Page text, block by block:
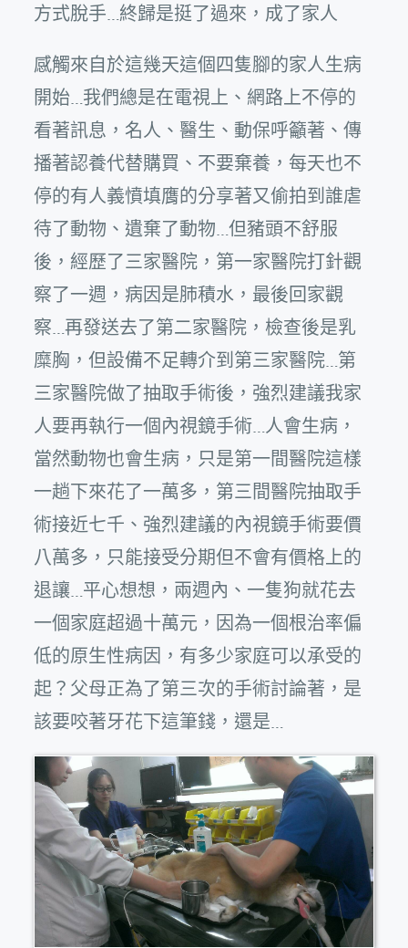
方式脫手…終歸是挺了過來，成了家人
感觸來自於這幾天這個四隻腳的家人生病
開始…我們總是在電視上、網路上不停的
看著訊息，名人、醫生、動保呼籲著、傳
播著認養代替購買、不要棄養，每天也不
停的有人義憤填膺的分享著又偷拍到誰虐
待了動物、遺棄了動物…但豬頭不舒服
後，經歷了三家醫院，第一家醫院打針觀
察了一週，病因是肺積水，最後回家觀
察…再發送去了第二家醫院，檢查後是乳
糜胸，但設備不足轉介到第三家醫院…第
三家醫院做了抽取手術後，強烈建議我家
人要再執行一個內視鏡手術…人會生病，
當然動物也會生病，只是第一間醫院這樣
一趟下來花了一萬多，第三間醫院抽取手
術接近七千、強烈建議的內視鏡手術要價
八萬多，只能接受分期但不會有價格上的
退讓…平心想想，兩週內、一隻狗就花去
一個家庭超過十萬元，因為一個根治率偏
低的原生性病因，有多少家庭可以承受的
起？父母正為了第三次的手術討論著，是
該要咬著牙花下這筆錢，還是…